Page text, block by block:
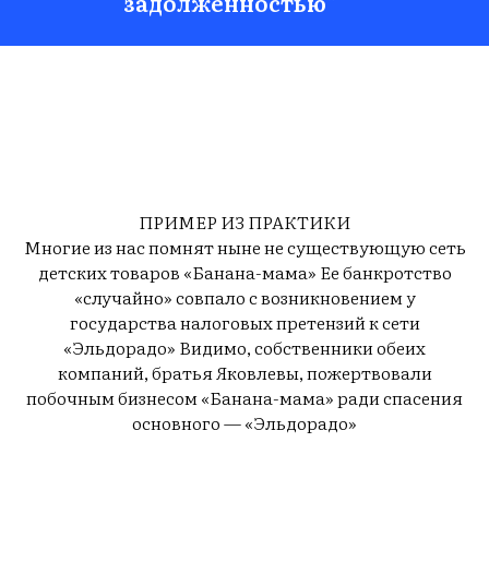
ПРИМЕР ИЗ ПРАКТИКИ
Многие из нас помнят ныне не существующую сеть
детских товаров «Банана-мама» Ее банкротство
«случайно» совпало с возникновением у
государства налоговых претензий к сети
«Эльдорадо» Видимо, собственники обеих
компаний, братья Яковлевы, пожертвовали
побочным бизнесом «Банана-мама» ради спасения
основного — «Эльдорадо»